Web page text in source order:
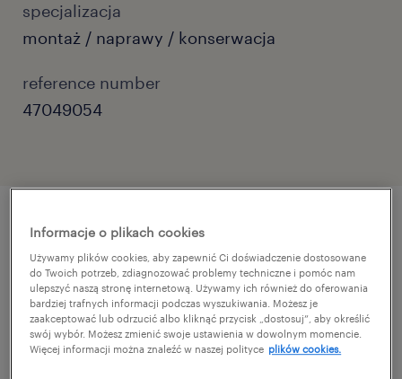
specjalizacja
montaż / naprawy / konserwacja
reference number
47049054
szczegóły oferty
Stabilna, międzynarodowa firmą o
ugruntowanej pozycji na rynku, produkująca i
serwisująca nowoczesne systemy z zakresu
Informacje o plikach cookies
Używamy plików cookies, aby zapewnić Ci doświadczenie dostosowane
do Twoich potrzeb, zdiagnozować problemy techniczne i pomóc nam
ulepszyć naszą stronę internetową. Używamy ich również do oferowania
bardziej trafnych informacji podczas wyszukiwania. Możesz je
zaakceptować lub odrzucić albo kliknąć przycisk „dostosuj”, aby określić
swój wybór. Możesz zmienić swoje ustawienia w dowolnym momencie.
Więcej informacji można znaleźć w naszej polityce plików cookies.